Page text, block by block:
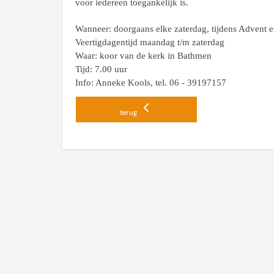
voor iedereen toegankelijk is.
Wanneer: doorgaans elke zaterdag, tijdens Advent
Veertigdagentijd maandag t/m zaterdag
Waar: koor van de kerk in Bathmen
Tijd: 7.00 uur
Info: Anneke Kools, tel. 06 - 39197157
terug